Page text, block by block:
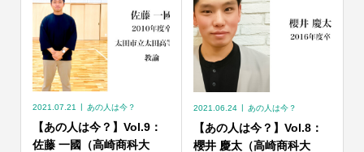
2021.07.21 あの人は今？
【あの人は今？】Vol.9：
佐藤 一國（高崎商科大
2021.06.24 あの人は今？
【あの人は今？】Vol.8：
櫻井 慶太（高崎商科大